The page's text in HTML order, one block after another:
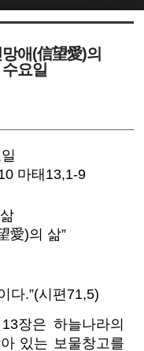
애(信望愛)의
요일
마태13,1-9
愛)의 삶”
다.”(시편71,5)
장은 하늘나라의
있는 보물창고를
북5
북5